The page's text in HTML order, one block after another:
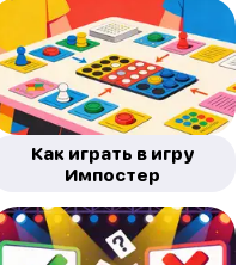
Как играть в игру
Импостер